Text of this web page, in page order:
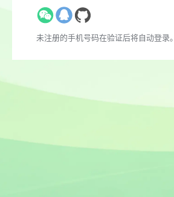
未注册的手机号码在验证后将自动登录。